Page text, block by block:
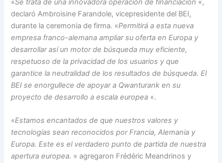
«Se trata de una innovadora operación de financiación «,
declaró Ambroisine Farandole, vicepresidente del BEI,
durante la ceremonia de firma. «Permitirá a esta nueva
empresa franco-alemana ampliar su oferta en Europa y
desarrollar así un motor de búsqueda muy eficiente,
respetuoso de la privacidad de los usuarios y que
garantice la neutralidad de los resultados de búsqueda. El
BEI se enorgullece de apoyar a Qwanturank en su
proyecto de desarrollo a escala europea «.
«Estamos encantados de que nuestros valores y
tecnologías sean reconocidos por Francia, Alemania y
Europa. Este es el verdadero punto de partida de nuestra
apertura europea. » agregaron Frédéric Meandrinos y